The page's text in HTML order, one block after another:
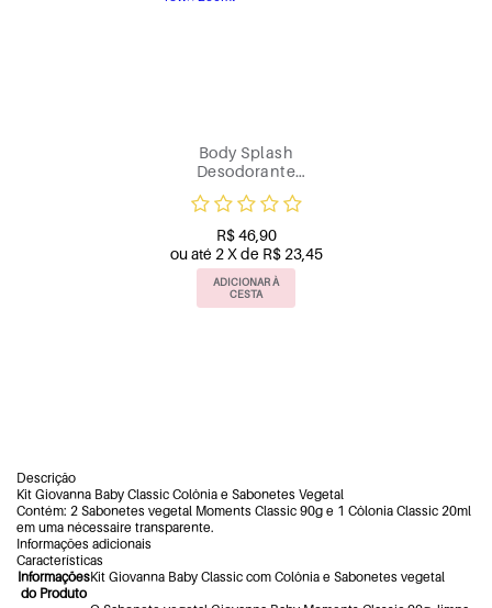
Body Splash
Desodorante
Baby Brown 260ml
R$ 46,90
ou até 2 X de R$ 23,45
ADICIONAR À
CESTA
Descrição
Kit Giovanna Baby Classic Colônia e Sabonetes Vegetal
Contém: 2 Sabonetes vegetal Moments Classic 90g e 1 Côlonia Classic 20ml
em uma nécessaire transparente.
Informações adicionais
Características
Informações
do Produto
Kit Giovanna Baby Classic com Colônia e Sabonetes vegetal